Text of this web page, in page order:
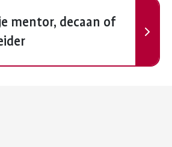
Volgende
mentor, decaan of